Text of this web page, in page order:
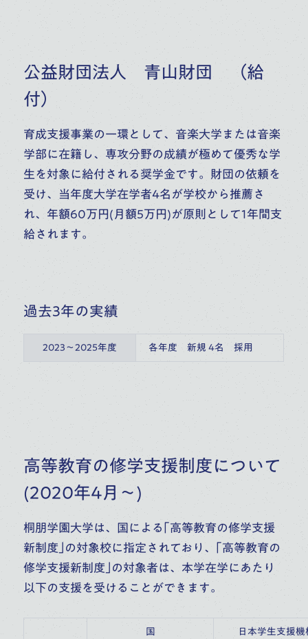
公益財団法人 青山財団 （給
付）
育成支援事業の一環として、音楽大学または音楽
学部に在籍し、専攻分野の成績が極めて優秀な学
生を対象に給付される奨学金です。財団の依頼を
受け、当年度大学在学者4名が学校から推薦さ
れ、年額60万円(月額5万円)が原則として1年間支
給されます。
過去3年の実績
2023～2025年度 各年度　新規 4名　採用
高等教育の修学支援制度について
(2020年4月～)
桐朋学園大学は、国による｢高等教育の修学支援
新制度｣の対象校に指定されており、｢高等教育の
修学支援新制度｣の対象者は、本学在学にあたり
以下の支援を受けることができます。
国
日本学生支援機